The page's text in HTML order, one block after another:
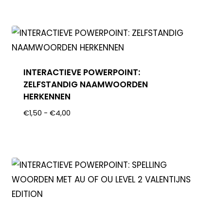
INTERACTIEVE POWERPOINT:
ZELFSTANDIG NAAMWOORDEN
HERKENNEN
€1,50 - €4,00